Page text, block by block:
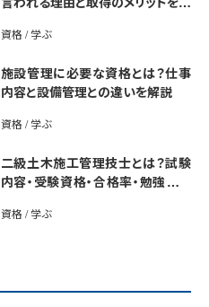
資格 / 学ぶ
施設管理に必要な資格とは？仕事
内容と設備管理との違いを解説
資格 / 学ぶ
二級土木施工管理技士とは？試験
内容・受験資格・合格率・勉強法を
資格 / 学ぶ